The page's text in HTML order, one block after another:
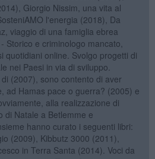
Giorgio Nissim, una vita al
l'energia (2018), Da
viaggio di una famiglia ebrea
Storico e criminologo mancato,
quotidiani online. Svolgo progetti di
nei Paesi in via di sviluppo.
(2007), sono contento di aver
ad Hamas pace o guerra? (2005) e
alla realizzazione di
di Natale a Betlemme e
hanno curato i seguenti libri:
(2009), Kibbutz 3000 (2011),
in Terra Santa (2014). Voci da